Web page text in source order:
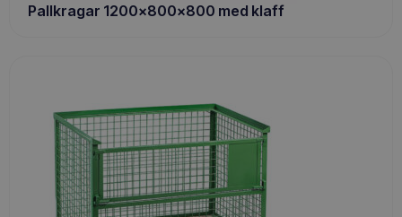
Pallkragar 1200x800x800 med klaff